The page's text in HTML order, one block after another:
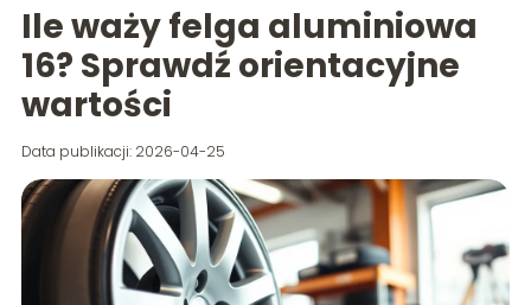
orientacyjne
wartości
Ile waży felga aluminiowa
16? Sprawdź orientacyjne
wartości
Data publikacji: 2026-04-25